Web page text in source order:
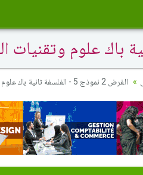
الفرض 2 نموذج 5 - الفلسفة ثانية باك علوم وتقنيات الدورة الأولى